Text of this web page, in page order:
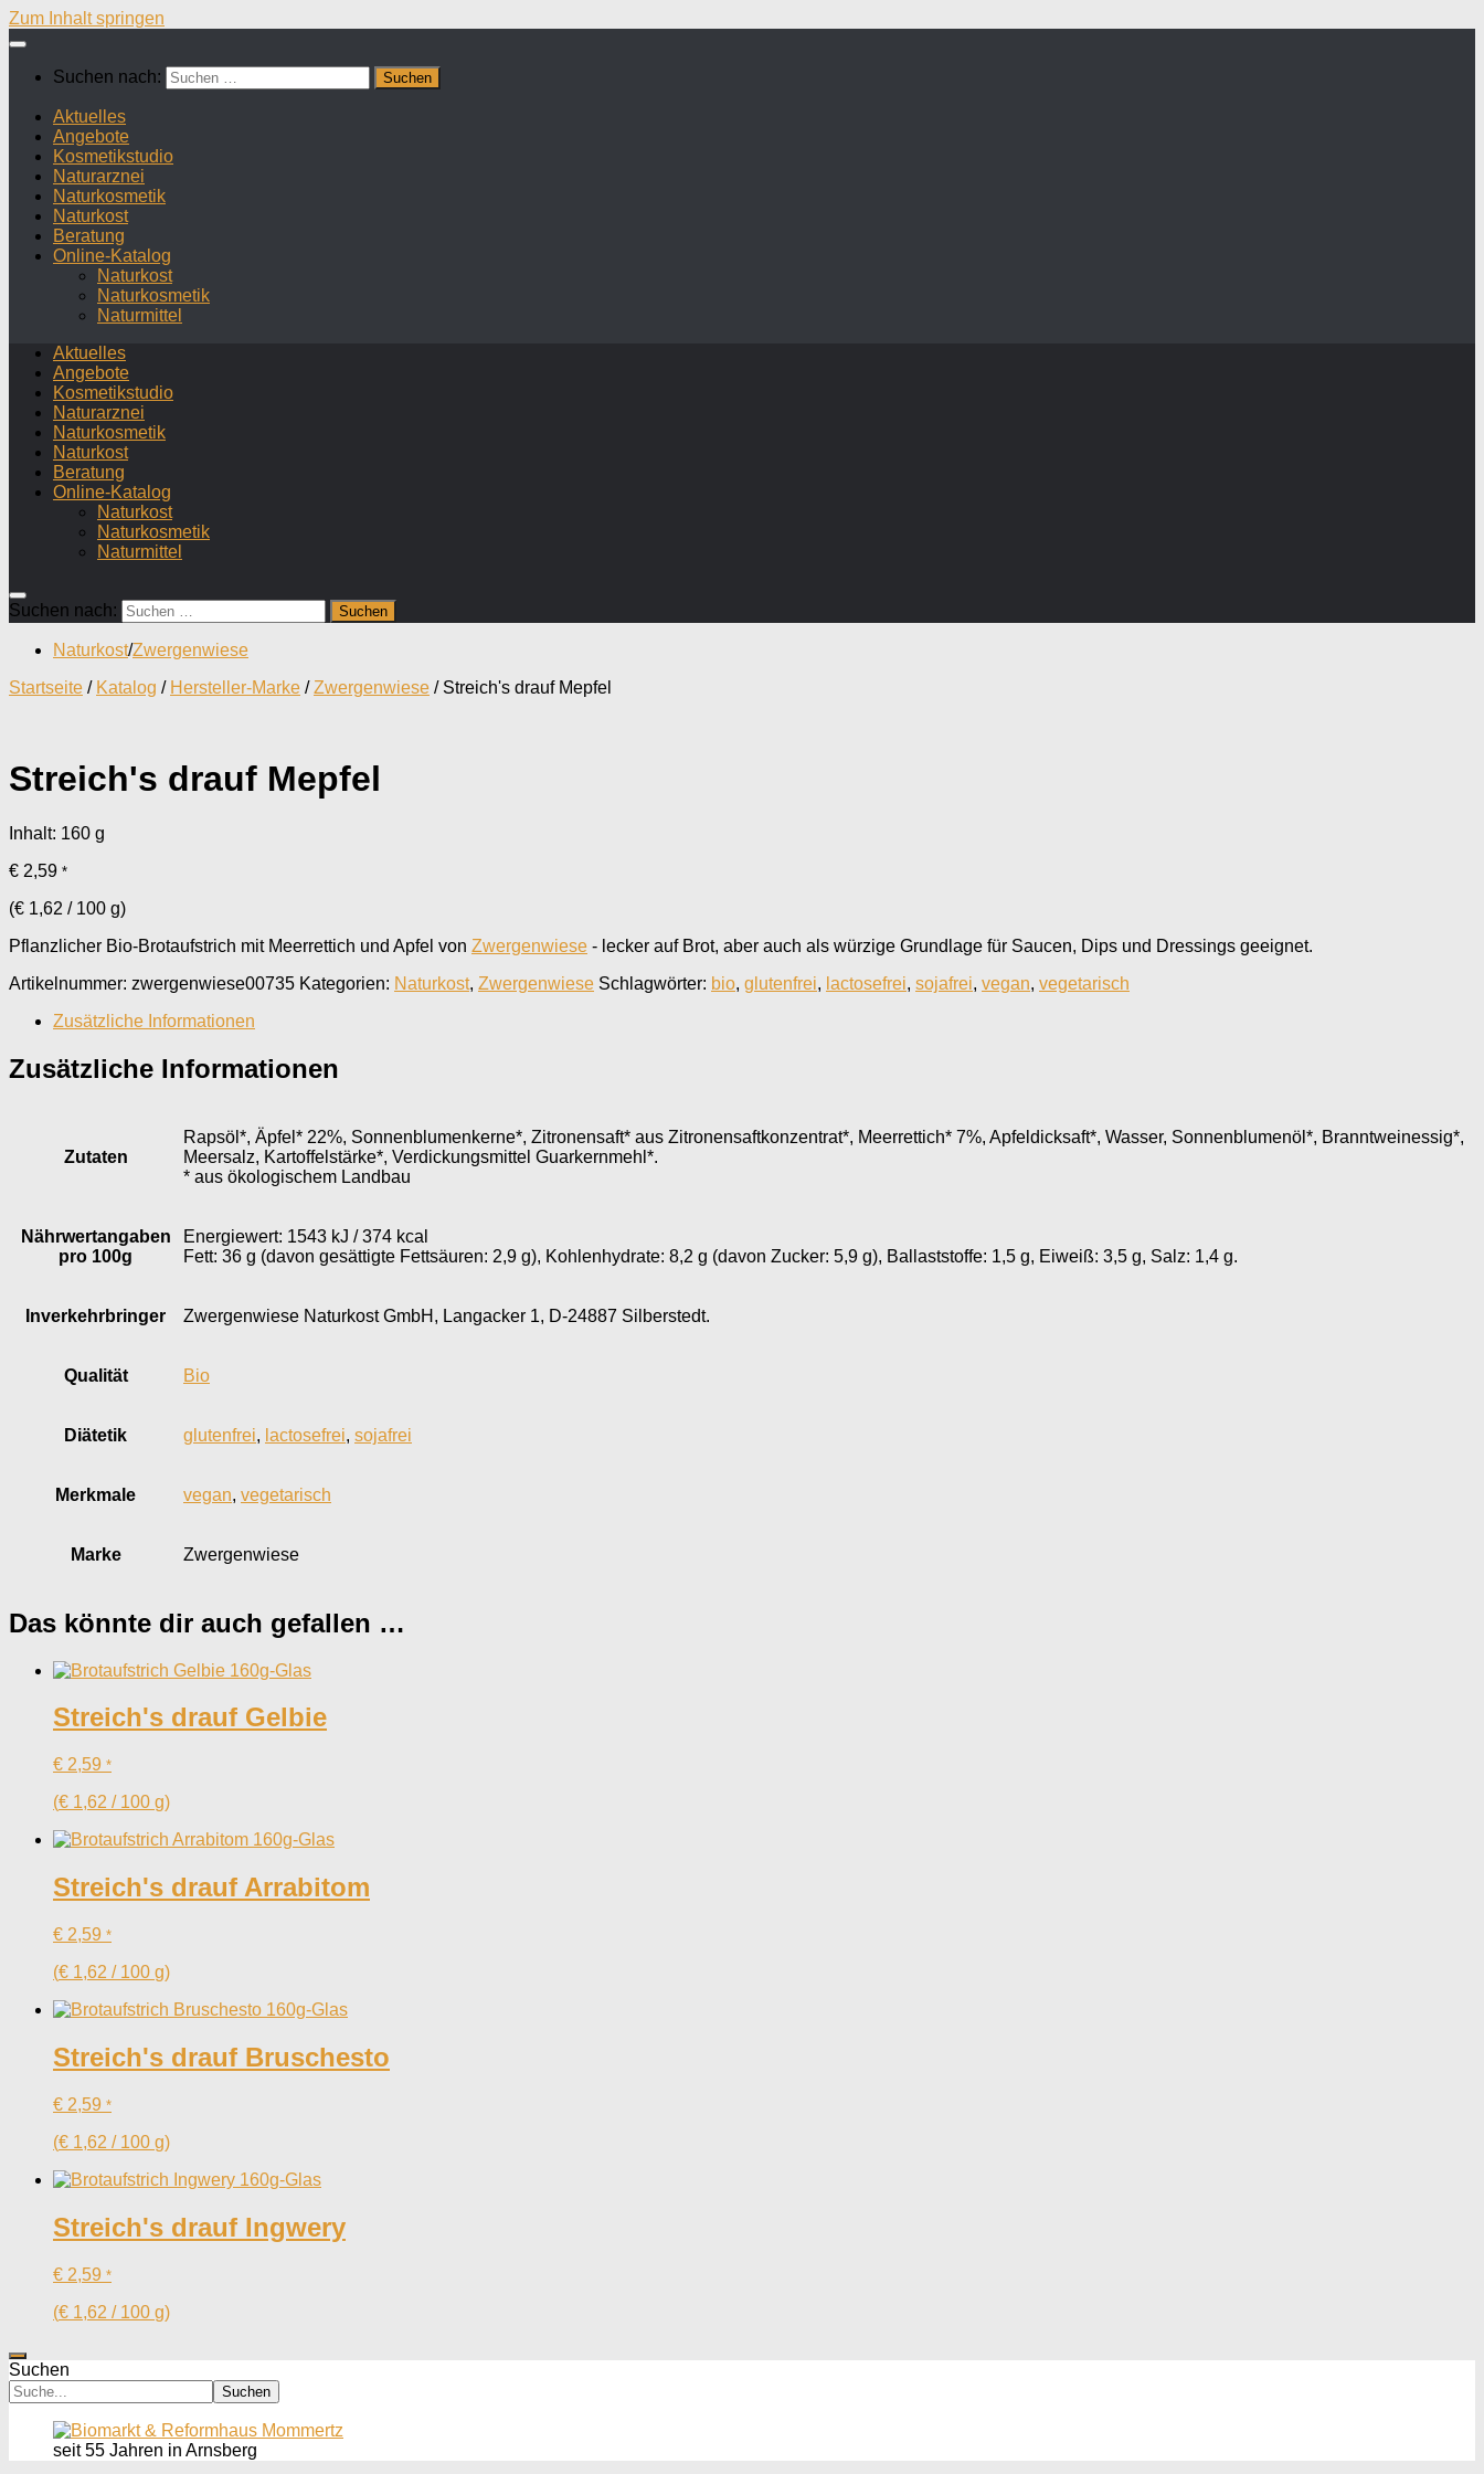
Zum Inhalt springen
Suchen nach:
Aktuelles
Angebote
Kosmetikstudio
Naturarznei
Naturkosmetik
Naturkost
Beratung
Online-Katalog
Naturkost
Naturkosmetik
Naturmittel
Aktuelles
Angebote
Kosmetikstudio
Naturarznei
Naturkosmetik
Naturkost
Beratung
Online-Katalog
Naturkost
Naturkosmetik
Naturmittel
Suchen nach:
Naturkost/Zwergenwiese
Startseite / Katalog / Hersteller-Marke /Zwergenwiese / Streich's drauf Mepfel
Streich's drauf Mepfel
Inhalt: 160 g
€ 2,59 *
(€ 1,62 / 100 g)
Pflanzlicher Bio-Brotaufstrich mit Meerrettich und Apfel von Zwergenwiese - lecker auf Brot, aber auch als würzige Grundlage für Saucen, Dips und Dressings geeignet.
Artikelnummer: zwergenwiese00735 Kategorien: Naturkost, Zwergenwiese Schlagwörter: bio, glutenfrei, lactosefrei, sojafrei, vegan, vegetarisch
Zusätzliche Informationen
Zusätzliche Informationen
Zutaten
Rapsöl*, Äpfel* 22%, Sonnenblumenkerne*, Zitronensaft* aus Zitronensaftkonzentrat*, Meerrettich* 7%, Apfeldicksaft*, Wasser, Sonnenblumenöl*, Branntweinessig*,
Meersalz, Kartoffelstärke*, Verdickungsmittel Guarkernmehl*.
* aus ökologischem Landbau
Nährwertangaben
pro 100g
Energiewert: 1543 kJ / 374 kcal
Fett: 36 g (davon gesättigte Fettsäuren: 2,9 g), Kohlenhydrate: 8,2 g (davon Zucker: 5,9 g), Ballaststoffe: 1,5 g, Eiweiß: 3,5 g, Salz: 1,4 g.
Inverkehr­bringer Zwergenwiese Naturkost GmbH, Langacker 1, D-24887 Silberstedt.
Qualität Bio
Diätetik glutenfrei, lactosefrei, sojafrei
Merkmale vegan, vegetarisch
Marke Zwergenwiese
Das könnte dir auch gefallen …
Streich's drauf Gelbie
€ 2,59 *
(€ 1,62 / 100 g)
Streich's drauf Arrabitom
€ 2,59 *
(€ 1,62 / 100 g)
Streich's drauf Bruschesto
€ 2,59 *
(€ 1,62 / 100 g)
Streich's drauf Ingwery
€ 2,59 *
(€ 1,62 / 100 g)
Suchen
Suchen
seit 55 Jahren in Arnsberg